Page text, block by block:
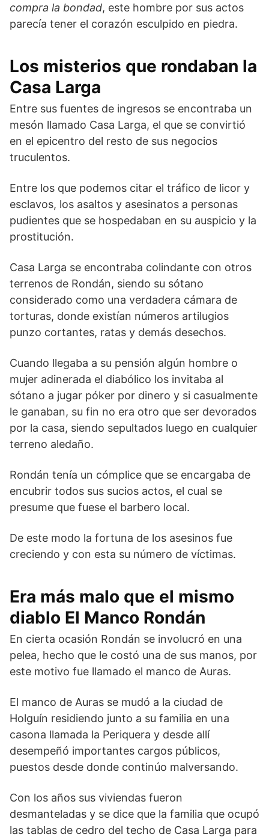
compra la bondad, este hombre por sus actos
parecía tener el corazón esculpido en piedra.
Los misterios que rondaban la
Casa Larga
Entre sus fuentes de ingresos se encontraba un
mesón llamado Casa Larga, el que se convirtió
en el epicentro del resto de sus negocios
truculentos.
Entre los que podemos citar el tráfico de licor y
esclavos, los asaltos y asesinatos a personas
pudientes que se hospedaban en su auspicio y la
prostitución.
Casa Larga se encontraba colindante con otros
terrenos de Rondán, siendo su sótano
considerado como una verdadera cámara de
torturas, donde existían números artilugios
punzo cortantes, ratas y demás desechos.
Cuando llegaba a su pensión algún hombre o
mujer adinerada el diabólico los invitaba al
sótano a jugar póker por dinero y si casualmente
le ganaban, su fin no era otro que ser devorados
por la casa, siendo sepultados luego en cualquier
terreno aledaño.
Rondán tenía un cómplice que se encargaba de
encubrir todos sus sucios actos, el cual se
presume que fuese el barbero local.
De este modo la fortuna de los asesinos fue
creciendo y con esta su número de víctimas.
Era más malo que el mismo
diablo El Manco Rondán
En cierta ocasión Rondán se involucró en una
pelea, hecho que le costó una de sus manos, por
este motivo fue llamado el manco de Auras.
El manco de Auras se mudó a la ciudad de
Holguín residiendo junto a su familia en una
casona llamada la Periquera y desde allí
desempeñó importantes cargos públicos,
puestos desde donde continúo malversando.
Con los años sus viviendas fueron
desmanteladas y se dice que la familia que ocupó
las tablas de cedro del techo de Casa Larga para